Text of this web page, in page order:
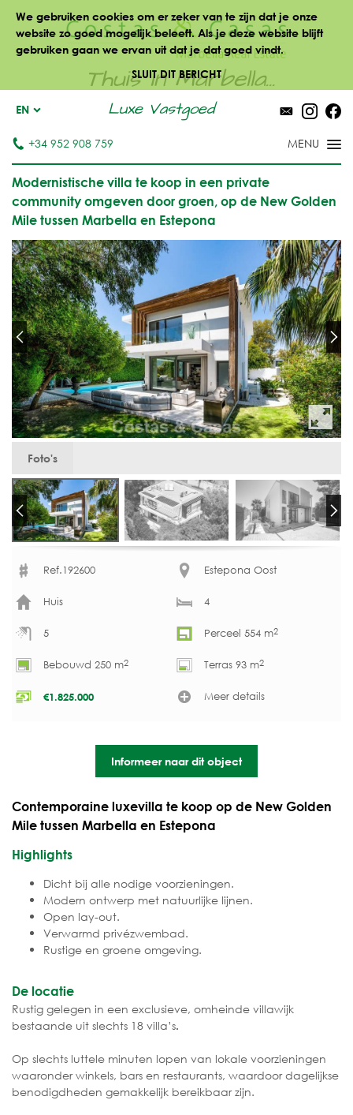
We gebruiken cookies om er zeker van te zijn dat je onze
website zo goed mogelijk beleeft. Als je deze website blijft
gebruiken gaan we ervan uit dat je dat goed vindt.
SLUIT DIT BERICHT
Thuis in Marbella...
Luxe Vastgoed
EN
+34 952 908 759
Modernistische villa te koop in een private
community omgeven door groen, op de New Golden
Mile tussen Marbella en Estepona
Foto's
Ref.192600 Estepona Oost
Huis 4
5 Perceel 554 m2
Bebouwd 250 m2 Terras 93 m2
€1.825.000 Meer details
Informeer naar dit object
Contemporaine luxevilla te koop op de New Golden
Mile tussen Marbella en Estepona
Highlights
Dicht bij alle nodige voorzieningen.
Modern ontwerp met natuurlijke lijnen.
Open lay-out.
Verwarmd privézwembad.
Rustige en groene omgeving.
De locatie
Rustig gelegen in een exclusieve, omheinde villawijk
bestaande uit slechts 18 villa’s.
Op slechts luttele minuten lopen van lokale voorzieningen
waaronder winkels, bars en restaurants, waardoor dagelijkse
benodigdheden gemakkelijk bereikbaar zijn.